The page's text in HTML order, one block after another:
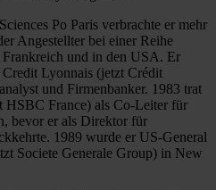
Po Paris verbrachte er mehr
Angestellter bei einer Reihe
und in den USA. Er
Lyonnais (jetzt Crédit
und Firmenbanker. 1983 trat
HSBC France) als Co-Leiter für
bevor er als Direktor für
1989 wurde er US-General
Societe Generale Group) in New